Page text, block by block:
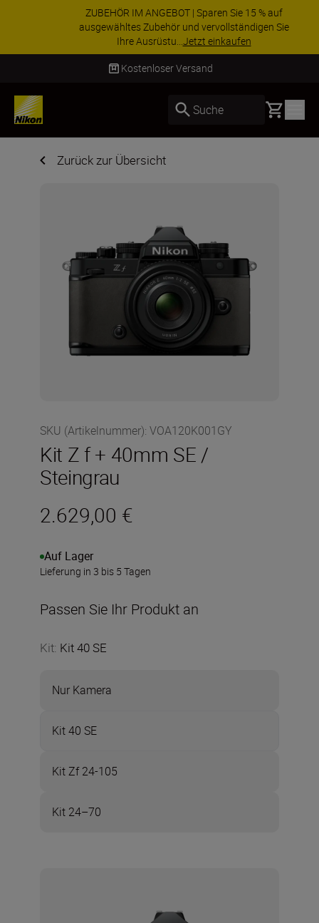
ZUBEHÖR IM ANGEBOT | Sparen Sie 15 % auf
ausgewähltes Zubehör und vervollständigen Sie
Ihre Ausrüstu...Jetzt einkaufen
Lieferung innerhalb von 2–4 Werktagen
Suche Basket
Zurück zur Übersicht
SKU (Artikelnummer): VOA120K001GY
Kit Z f + 40mm SE /
Steingrau
2.629,00 €
Auf Lager
Lieferung in 3 bis 5 Tagen
Passen Sie Ihr Produkt an
Kit: Kit 40 SE
Nur Kamera
Kit 40 SE
Kit Zf 24-105
Kit 24–70